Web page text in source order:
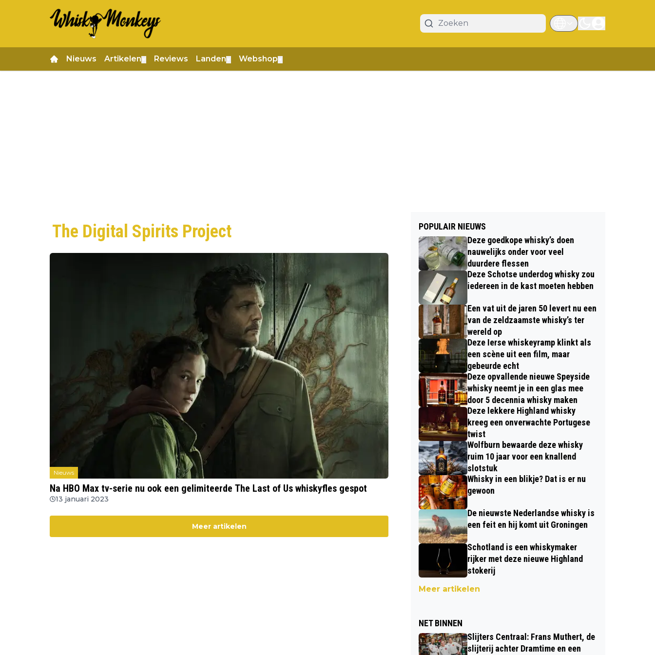
Nieuws Artikelen Reviews Landen Webshop
The Digital Spirits Project
Nieuws
Na HBO Max tv-serie nu ook een gelimiteerde The Last of Us whiskyfles gespot
13 januari 2023
Meer artikelen
POPULAIR NIEUWS
Deze goedkope whisky’s doen
nauwelijks onder voor veel
duurdere flessen
Deze Schotse underdog whisky zou
iedereen in de kast moeten hebben
Een vat uit de jaren 50 levert nu een
van de zeldzaamste whisky’s ter
wereld op
Deze Ierse whiskeyramp klinkt als
een scène uit een film, maar
gebeurde echt
Deze opvallende nieuwe Speyside
whisky neemt je in een glas mee
door 5 decennia whisky maken
Deze lekkere Highland whisky
kreeg een onverwachte Portugese
twist
Wolfburn bewaarde deze whisky
ruim 10 jaar voor een knallend
slotstuk
Whisky in een blikje? Dat is er nu
gewoon
De nieuwste Nederlandse whisky is
een feit en hij komt uit Groningen
Schotland is een whiskymaker
rijker met deze nieuwe Highland
stokerij
Meer artikelen
NET BINNEN
Slijters Centraal: Frans Muthert, de
slijterij achter Dramtime en een